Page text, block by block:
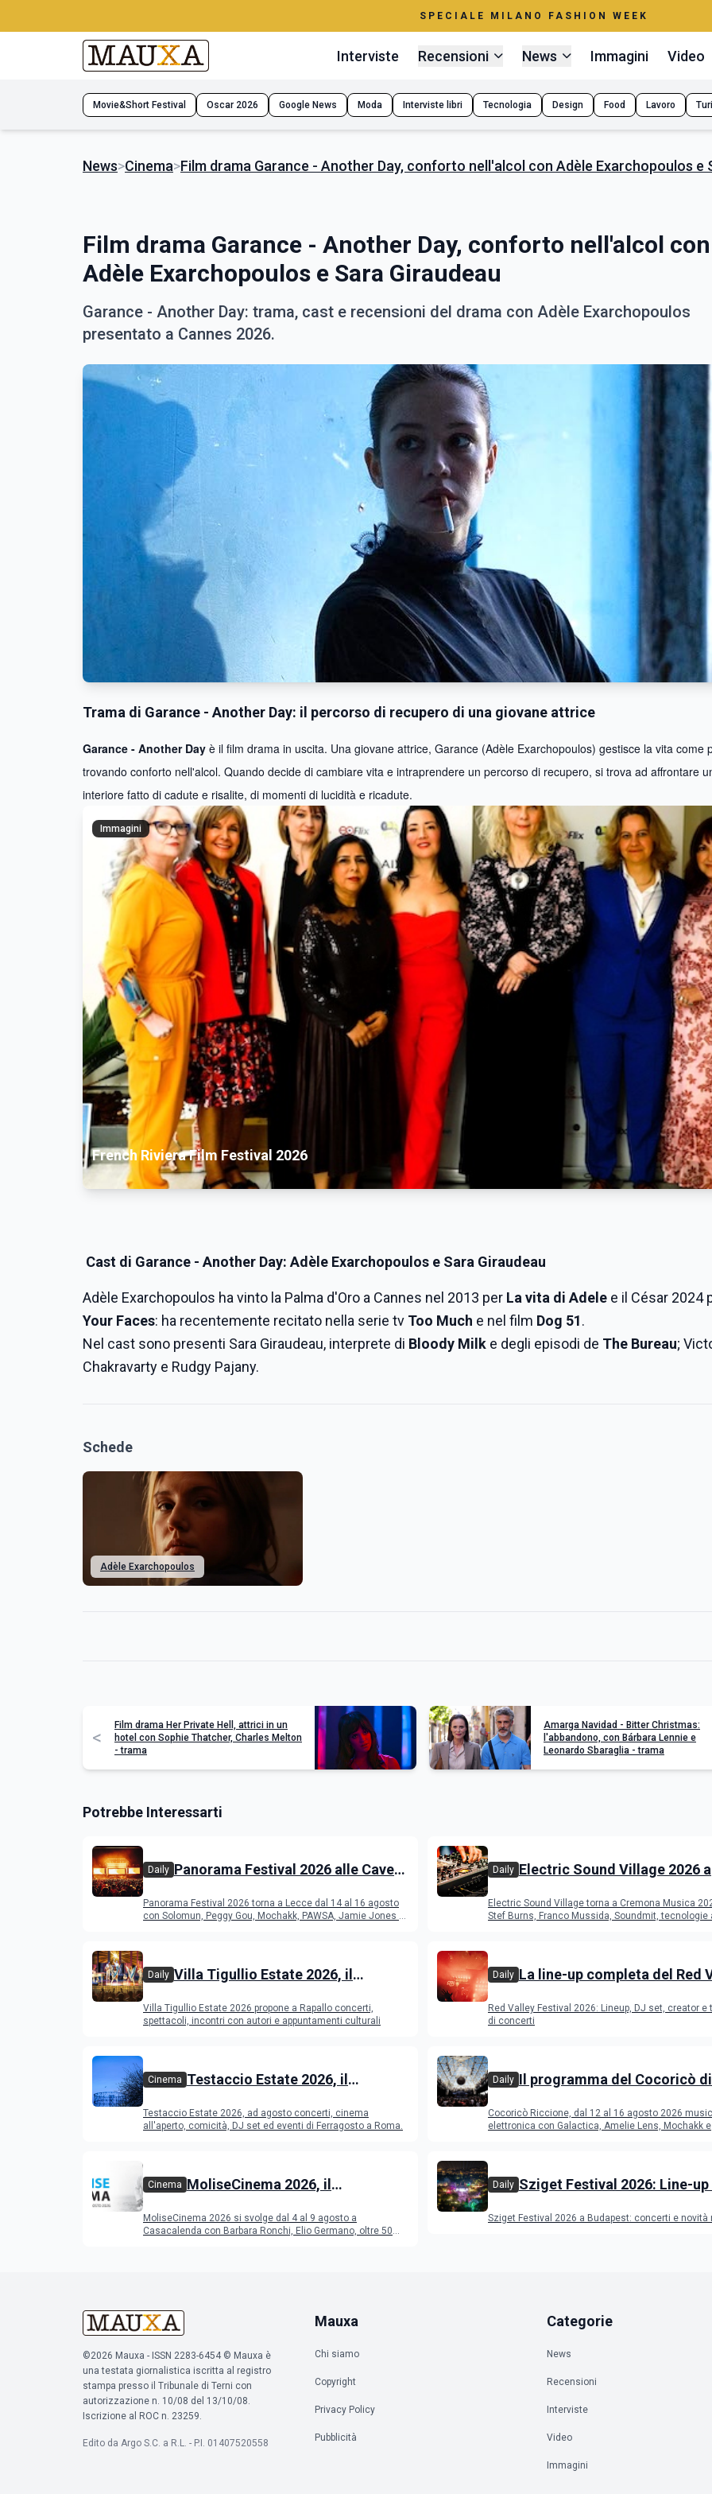
SPECIALE MILANO FASHION WEEK
Interviste Recensioni News Immagini Video
Movie&Short Festival Oscar 2026 Google News Moda Interviste libri Tecnologia Design Food Lavoro
News>Cinema>Film drama Garance - Another Day, conforto nell'alcol con Adèle Exarchopoulos e
Film drama Garance - Another Day, conforto nell'alcol con
Adèle Exarchopoulos e Sara Giraudeau
Garance - Another Day: trama, cast e recensioni del drama con Adèle Exarchopoulos
presentato a Cannes 2026.
Trama di Garance - Another Day: il percorso di recupero di una giovane attrice
Garance - Another Day è il film drama in uscita. Una giovane attrice, Garance (Adèle Exarchopoulos) gestisce la vita come
trovando conforto nell'alcol. Quando decide di cambiare vita e intraprendere un percorso di recupero, si trova ad affrontare
interiore fatto di cadute e risalite, di momenti di lucidità e ricadute.
Immagini
French Riviera Film Festival 2026
Cast di Garance - Another Day: Adèle Exarchopoulos e Sara Giraudeau
Adèle Exarchopoulos ha vinto la Palma d'Oro a Cannes nel 2013 per La vita di Adele e il César 2024
Your Faces: ha recentemente recitato nella serie tv Too Much e nel film Dog 51.
Nel cast sono presenti Sara Giraudeau, interprete di Bloody Milk e degli episodi de The Bureau;
Chakravarty e Rudgy Pajany.
Schede
Adèle Exarchopoulos
<
Film drama Her Private Hell, attrici in un
hotel con Sophie Thatcher, Charles Melton
- trama
Amarga Navidad - Bitter Christmas:
l'abbandono, con Bárbara Lennie e
Leonardo Sbaraglia - trama
Potrebbe Interessarti
Daily Panorama Festival 2026 alle Cave
programma
Panorama Festival 2026 torna a Lecce dal 14 al 16 agosto
con Solomun, Peggy Gou, Mochakk, PAWSA, Jamie Jones e
Daily Electric Sound Village 2026 a
Young Band Contest, il
Electric Sound Village torna a Cremona Musica
Stef Burns, Franco Mussida, Soundmit, tecnologie
Daily Villa Tigullio Estate 2026, il
Villa Tigullio Estate 2026 propone a Rapallo concerti,
spettacoli, incontri con autori e appuntamenti culturali
Daily La line-up completa del Red
Red Valley Festival 2026: Lineup, DJ set, creator e
di concerti
Cinema Testaccio Estate 2026, il
Ferragosto
Testaccio Estate 2026, ad agosto concerti, cinema
all'aperto, comicità, DJ set ed eventi di Ferragosto a Roma.
Daily Il programma del Cocoricò di
Cocoricò Riccione, dal 12 al 16 agosto 2026
elettronica con Galactica, Amelie Lens, Mochakk e
Cinema MoliseCinema 2026, il
MoliseCinema 2026 si svolge dal 4 al 9 agosto a
Casacalenda con Barbara Ronchi, Elio Germano, oltre 50
Daily Sziget Festival 2026: Line-up
Sziget Festival 2026 a Budapest: concerti e
©2026 Mauxa - ISSN 2283-6454 © Mauxa è
una testata giornalistica iscritta al registro
stampa presso il Tribunale di Terni con
autorizzazione n. 10/08 del 13/10/08.
Iscrizione al ROC n. 23259.
Edito da Argo S.C. a R.L. - P.I. 01407520558
Mauxa
Chi siamo
Copyright
Privacy Policy
Pubblicità
Categorie
News
Recensioni
Interviste
Video
Immagini